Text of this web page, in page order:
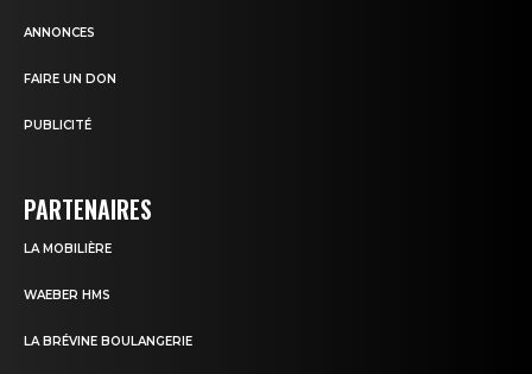
ANNONCES
FAIRE UN DON
PUBLICITÉ
PARTENAIRES
LA MOBILIÈRE
WAEBER HMS
LA BRÉVINE BOULANGERIE